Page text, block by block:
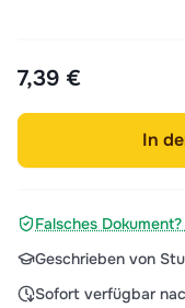
7,39 €
In
Falsches
Geschrieben von
Sofort verfügbar